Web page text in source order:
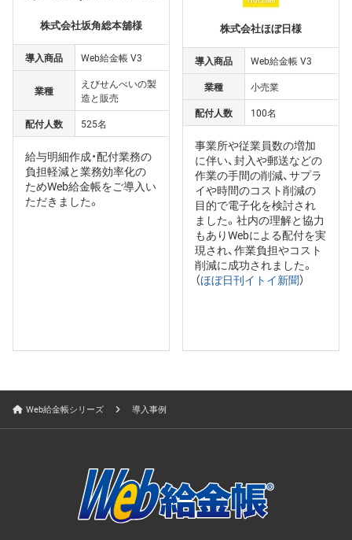
株式会社坂角総本舖様
導入商品 Web給金帳 V3
業種
えびせんべいの製
造と販売
配付人数
525名
給与明細作成・配付業務の
負担軽減と業務効率化の
ためWeb給金帳をご導入い
ただきました。
株式会社ほぼ日様
導入商品
Web給金帳 V3
業種
小売業
配付人数
100名
事業所や従業員数の増加
に伴い、封入や郵送などの
作業の手間の削減、サプラ
イや時間のコスト削減の
目的で電子化を検討され
ました。社内の理解と協力
もありWebによる配付を実
現され、作業負担やコスト
削減に成功されました。
（ほぼ日刊イトイ新聞）
Web給金帳シリーズ 導入事例